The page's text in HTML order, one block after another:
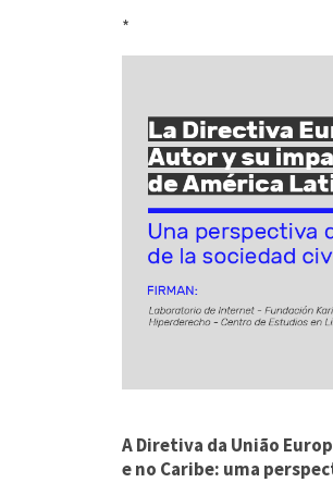
*
A Diretiva da União
e no Caribe: uma